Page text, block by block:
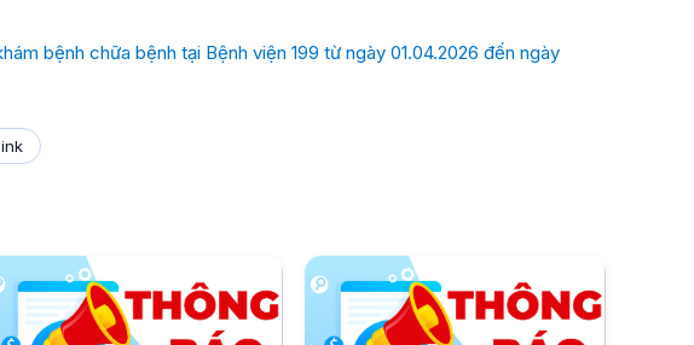
bệnh chữa bệnh tại Bệnh viện 199 từ ngày 01.04.2026 đến ngày